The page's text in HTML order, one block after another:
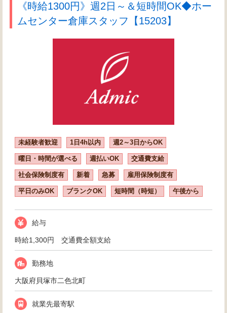
《時給1300円》週2日～＆短時間OK◆ホー
ムセンター倉庫スタッフ【15203】
未経験者歓迎 1日4h以内 週2～3日からOK
曜日・時間が選べる 週払いOK 交通費支給
社会保険制度有 新着 急募 雇用保険制度有
平日のみOK ブランクOK 短時間（時短） 午後から
給与
時給1,300円 交通費全額支給
勤務地
大阪府貝塚市二色北町
就業先最寄駅